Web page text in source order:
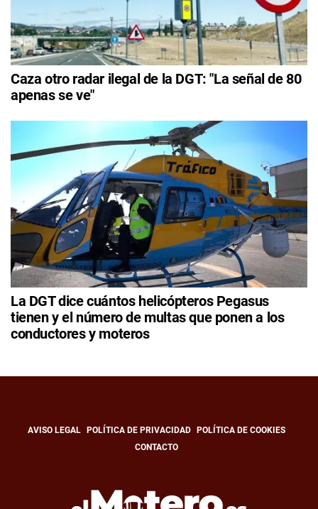
Caza otro radar ilegal de la DGT: "La señal de 80
apenas se ve"
La DGT dice cuántos helicópteros Pegasus
tienen y el número de multas que ponen a los
conductores y moteros
AVISO LEGAL POLÍTICA DE PRIVACIDAD
POLÍTICA DE COOKIES
CONTACTO